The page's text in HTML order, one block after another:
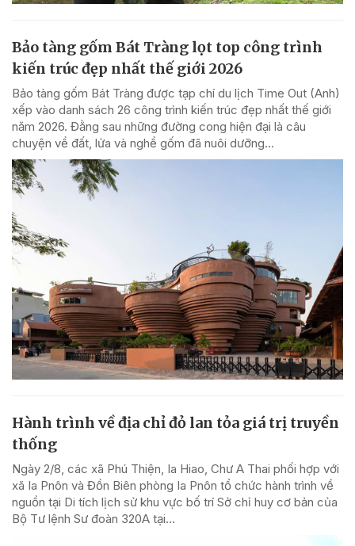
Bảo tàng gốm Bát Tràng lọt top công trình
kiến trúc đẹp nhất thế giới 2026
Bảo tàng gốm Bát Tràng được tạp chí du lịch Time Out (Anh)
xếp vào danh sách 26 công trình kiến trúc đẹp nhất thế giới
năm 2026. Đằng sau những đường cong hiện đại là câu
chuyện về đất, lửa và nghề gốm đã nuôi dưỡng...
Hành trình về địa chỉ đỏ lan tỏa giá trị truyền
thống
Ngày 2/8, các xã Phú Thiện, Ia Hiao, Chư A Thai phối hợp với
xã Ia Pnôn và Đồn Biên phòng Ia Pnôn tổ chức hành trình về
nguồn tại Di tích lịch sử khu vực bố trí Sở chỉ huy cơ bản của
Bộ Tư lệnh Sư đoàn 320A tại...